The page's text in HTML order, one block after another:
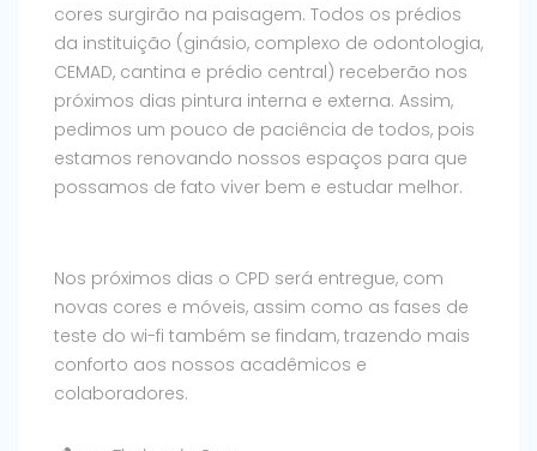
cores surgirão na paisagem. Todos os prédios
da instituição (ginásio, complexo de odontologia,
CEMAD, cantina e prédio central) receberão nos
próximos dias pintura interna e externa. Assim,
pedimos um pouco de paciência de todos, pois
estamos renovando nossos espaços para que
possamos de fato viver bem e estudar melhor.
Nos próximos dias o CPD será entregue, com
novas cores e móveis, assim como as fases de
teste do wi-fi também se findam, trazendo mais
conforto aos nossos acadêmicos e
colaboradores.